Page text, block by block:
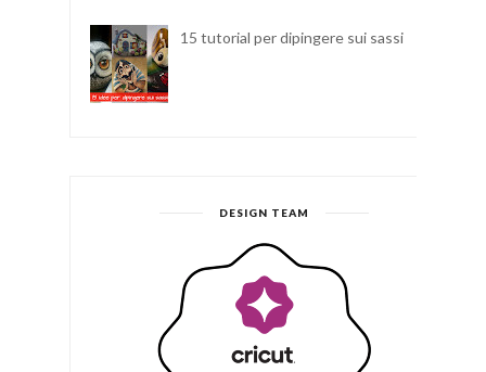
15 tutorial per dipingere sui sassi
DESIGN TEAM